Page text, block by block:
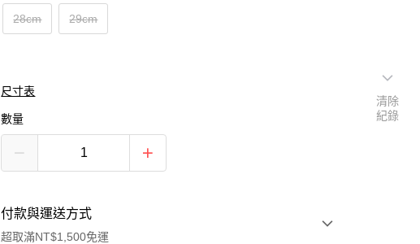
28cm 29cm
尺寸表
數量
付款與運送方式
超取滿NT$1,500免運
清除
紀錄